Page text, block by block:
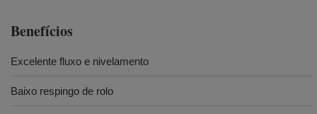
Benefícios
Excelente fluxo e nivelamento
Baixo respingo de rolo